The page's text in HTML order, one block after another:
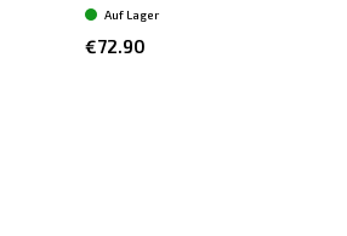
€72.90
Auf Lager